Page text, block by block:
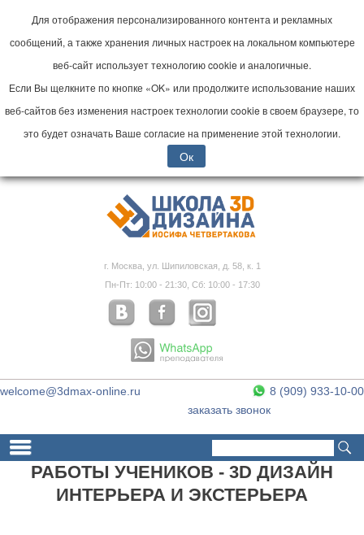
Для отображения персонализированного контента и рекламных
сообщений, а также хранения личных настроек на локальном компьютере
веб-сайт использует технологию cookie и аналогичные.
Если Вы щелкните по кнопке «OK» или продолжите использование наших
веб-сайтов без изменения настроек технологии cookie в своем браузере, то
это будет означать Ваше согласие на применение этой технологии.
Ок
г. Москва, ул. Шипиловская, д. 58, к. 1
Пн-Пт: 10:00 - 21:30, Сб: 10:00 - 17:30
welcome@3dmax-online.ru
8 (909) 933-10-00
заказать звонок
РАБОТЫ УЧЕНИКОВ - 3D ДИЗАЙН
ИНТЕРЬЕРА И ЭКСТЕРЬЕРА